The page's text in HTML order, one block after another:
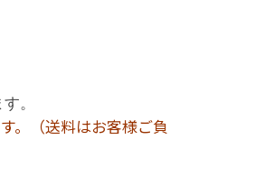
。
。（送料はお客様ご負